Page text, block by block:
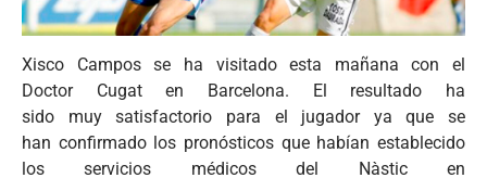
Xisco Campos se ha visitado esta mañana con el
Doctor Cugat en Barcelona. El resultado ha
sido muy satisfactorio para el jugador ya que se
han confirmado los pronósticos que habían establecido
los servicios médicos del Nàstic en